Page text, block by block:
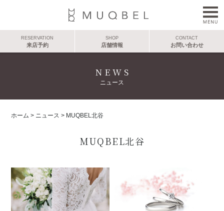
RESERVATION
来店予約
SHOP
店舗情報
CONTACT
お問い合わせ
NEWS
ニュース
ホーム > ニュース > MUQBEL北谷
MUQBEL北谷